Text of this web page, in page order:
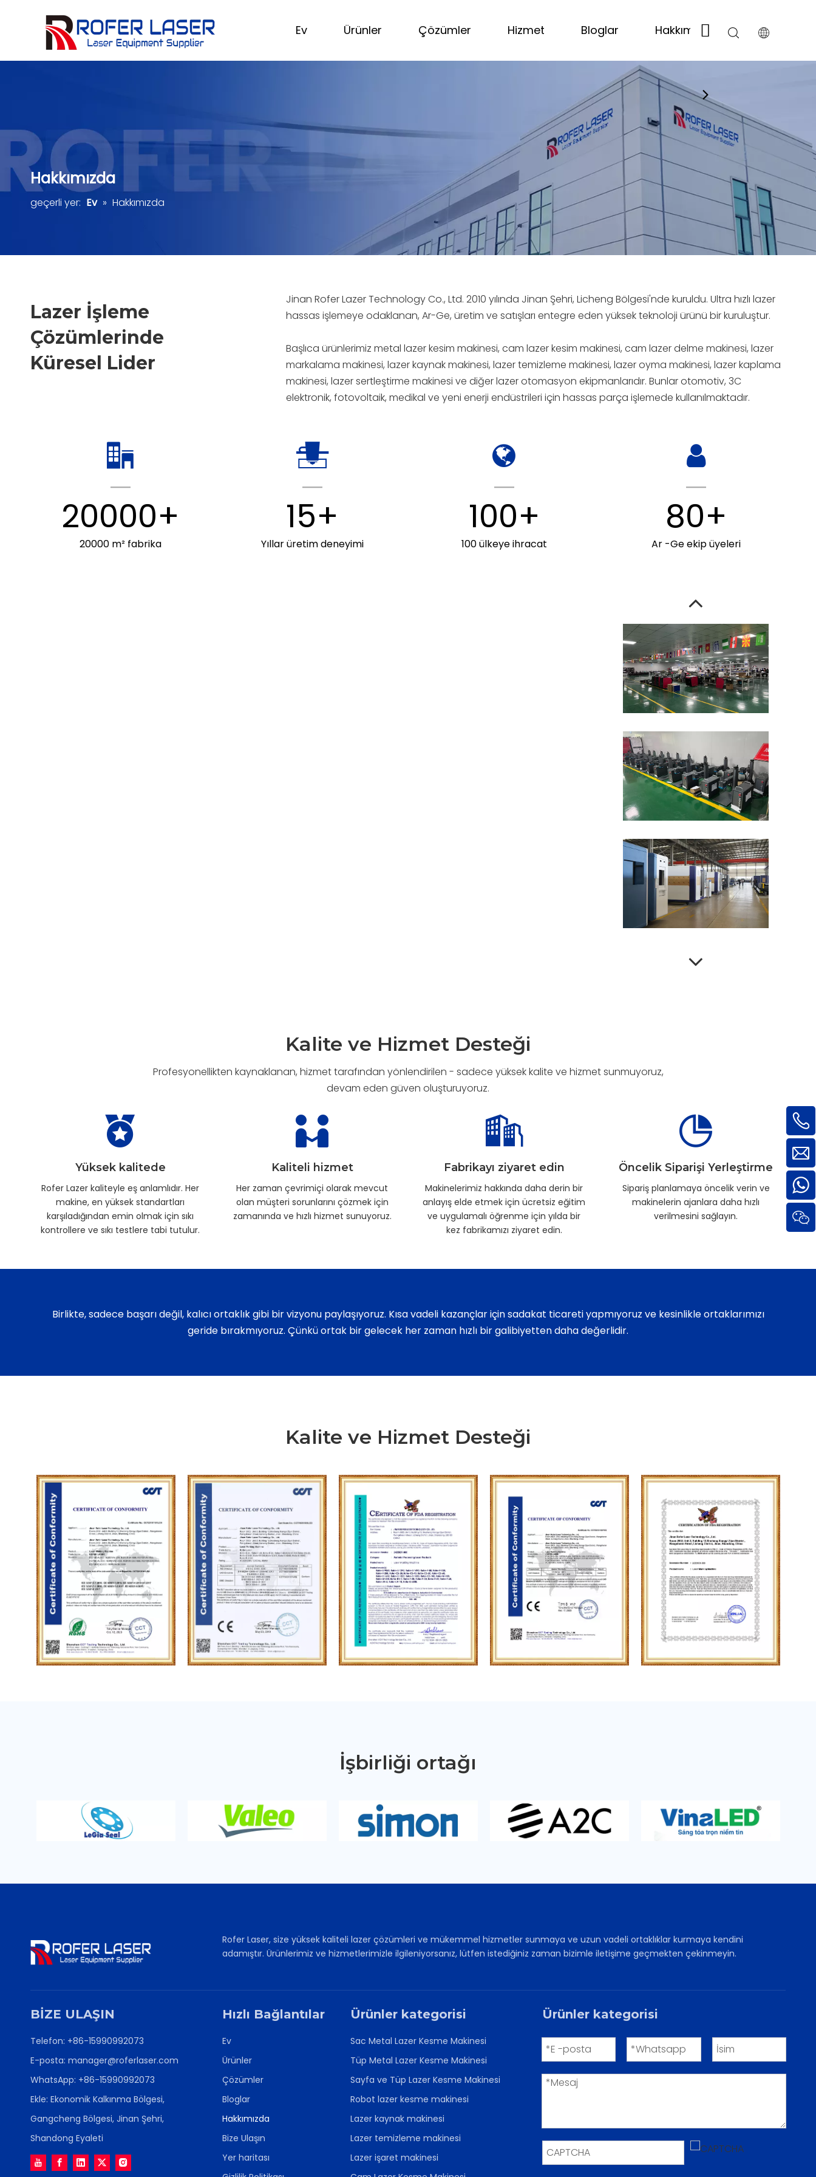
Ev Ürünler Çözümler Hizmet Bloglar Hakkımızda Bize Ulaşın
Hakkımızda
geçerli yer: Ev » Hakkımızda
Lazer İşleme
Çözümlerinde
Küresel Lider
Jinan Rofer Lazer Technology Co., Ltd. 2010 yılında Jinan Şehri, Licheng Bölgesi'nde kuruldu. Ultra hızlı lazer
hassas işlemeye odaklanan, Ar-Ge, üretim ve satışları entegre eden yüksek teknoloji ürünü bir kuruluştur.
Başlıca ürünlerimiz metal lazer kesim makinesi, cam lazer kesim makinesi, cam lazer delme makinesi, lazer
markalama makinesi, lazer kaynak makinesi, lazer temizleme makinesi, lazer oyma makinesi, lazer kaplama
makinesi, lazer sertleştirme makinesi ve diğer lazer otomasyon ekipmanlarıdır. Bunlar otomotiv, 3C
elektronik, fotovoltaik, medikal ve yeni enerji endüstrileri için hassas parça işlemede kullanılmaktadır.
20000+
20000 m² fabrika
15+
Yıllar üretim deneyimi
100+
100 ülkeye ihracat
80+
Ar -Ge ekip üyeleri
Kalite ve Hizmet Desteği
Profesyonellikten kaynaklanan, hizmet tarafından yönlendirilen - sadece yüksek kalite ve hizmet sunmuyoruz,
devam eden güven oluşturuyoruz.
Yüksek kalitede
Rofer Lazer kaliteyle eş anlamlıdır. Her
makine, en yüksek standartları
karşıladığından emin olmak için sıkı
kontrollere ve sıkı testlere tabi tutulur.
Kaliteli hizmet
Her zaman çevrimiçi olarak mevcut
olan müşteri sorunlarını çözmek için
zamanında ve hızlı hizmet sunuyoruz.
Fabrikayı ziyaret edin
Makinelerimiz hakkında daha derin bir
anlayış elde etmek için ücretsiz eğitim
ve uygulamalı öğrenme için yılda bir
kez fabrikamızı ziyaret edin.
Öncelik Siparişi Yerleştirme
Sipariş planlamaya öncelik verin ve
makinelerin ajanlara daha hızlı
verilmesini sağlayın.
Birlikte, sadece başarı değil, kalıcı ortaklık gibi bir vizyonu paylaşıyoruz. Kısa vadeli kazançlar için sadakat ticareti yapmıyoruz ve kesinlikle ortaklarımızı
geride bırakmıyoruz. Çünkü ortak bir gelecek her zaman hızlı bir galibiyetten daha değerlidir.
Kalite ve Hizmet Desteği
İşbirliği ortağı
Rofer Laser, size yüksek kaliteli lazer çözümleri ve mükemmel hizmetler sunmaya ve uzun vadeli ortaklıklar kurmaya kendini
adamıştır. Ürünlerimiz ve hizmetlerimizle ilgileniyorsanız, lütfen istediğiniz zaman bizimle iletişime geçmekten çekinmeyin.
BİZE ULAŞIN
Telefon: +86-15990992073
E-posta: manager@roferlaser.com
WhatsApp: +86-15990992073
Ekle: Ekonomik Kalkınma Bölgesi,
Gangcheng Bölgesi, Jinan Şehri,
Shandong Eyaleti
Hızlı Bağlantılar
Ev
Ürünler
Çözümler
Bloglar
Hakkımızda
Bize Ulaşın
Yer haritası
Ürünler kategorisi
Sac Metal Lazer Kesme Makinesi
Tüp Metal Lazer Kesme Makinesi
Sayfa ve Tüp Lazer Kesme Makinesi
Robot lazer kesme makinesi
Lazer kaynak makinesi
Lazer temizleme makinesi
Lazer işaret makinesi
Ürünler kategorisi